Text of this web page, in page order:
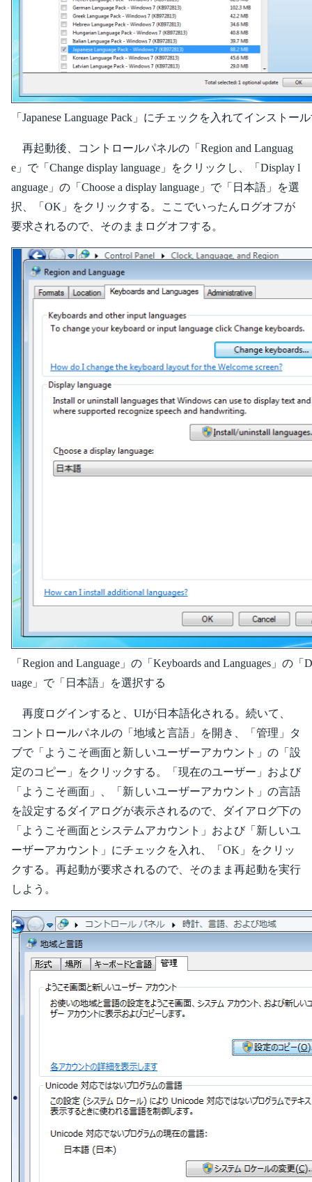
「Japanese Language Pack」にチェックを入れてインストー
再起動後、コントロールパネルの「Region and Languag
e」で「Change display language」をクリックし、「Display l
anguage」の「Choose a display language」で「日本語」を選
択、「OK」をクリックする。ここでいったんログオフが
要求されるので、そのままログオフする。
「Region and Language」の「Keyboards and Languages」の「
uage」で「日本語」を選択する
再度ログインすると、UIが日本語化される。続いて、
コントロールパネルの「地域と言語」を開き、「管理」タ
ブで「ようこそ画面と新しいユーザーアカウント」の「設
定のコピー」をクリックする。「現在のユーザー」および
「ようこそ画面」、「新しいユーザーアカウント」の言語
を設定するダイアログが表示されるので、ダイアログ下の
「ようこそ画面とシステムアカウント」および「新しいユ
ーザーアカウント」にチェックを入れ、「OK」をクリッ
クする。再起動が要求されるので、そのまま再起動を実行
しよう。